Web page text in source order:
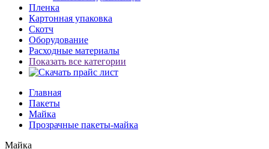
Пленка
Картонная упаковка
Скотч
Оборудование
Расходные материалы
Показать все категории
Главная
Пакеты
Майка
Прозрачные пакеты-майка
Майка